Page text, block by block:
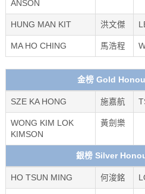
ANSON
HUNG MAN KIT 洪文傑
MA HO CHING 馬浩程
金榜 Gold
SZE KA HONG 施嘉航
WONG KIM LOK
KIMSON
黃劍樂
銀榜 Silver
HO TSUN MING 何浚銘